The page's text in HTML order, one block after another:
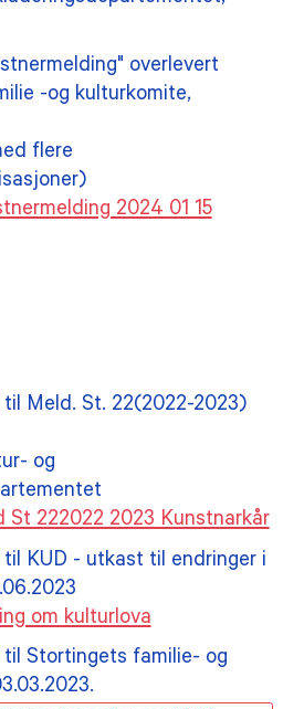
overlevert
-og kulturkomite,
flere
2024 01 15
til Meld. St. 22(2022-2023)
og
St 222022 2023 Kunstnarkår
til KUD - utkast til endringer i
om kulturlova
til Stortingets familie- og